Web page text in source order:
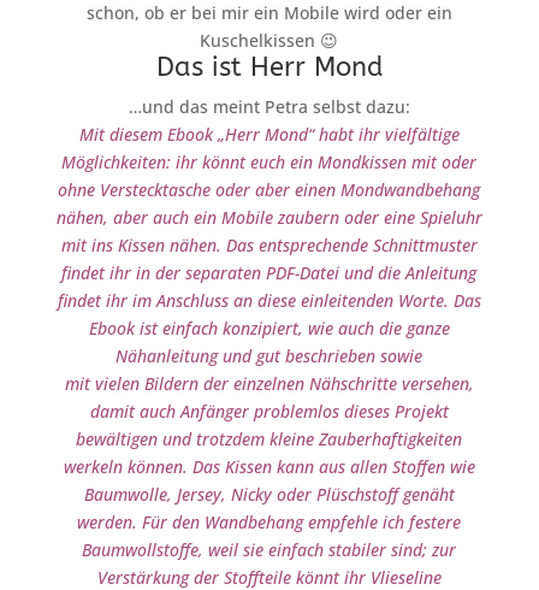
schon, ob er bei mir ein Mobile wird oder ein
Kuschelkissen 😉
Das ist Herr Mond
…und das meint Petra selbst dazu:
Mit diesem Ebook „Herr Mond“ habt ihr vielfältige
Möglichkeiten: ihr könnt euch ein Mondkissen mit oder
ohne Verstecktasche oder aber einen Mondwandbehang
nähen, aber auch ein Mobile zaubern oder eine Spieluhr
mit ins Kissen nähen. Das entsprechende Schnittmuster
findet ihr in der separaten PDF-Datei und die Anleitung
findet ihr im Anschluss an diese einleitenden Worte. Das
Ebook ist einfach konzipiert, wie auch die ganze
Nähanleitung und gut beschrieben sowie
mit vielen Bildern der einzelnen Nähschritte versehen,
damit auch Anfänger problemlos dieses Projekt
bewältigen und trotzdem kleine Zauberhaftigkeiten
werkeln können. Das Kissen kann aus allen Stoffen wie
Baumwolle, Jersey, Nicky oder Plüschstoff genäht
werden. Für den Wandbehang empfehle ich festere
Baumwollstoffe, weil sie einfach stabiler sind; zur
Verstärkung der Stoffteile könnt ihr Vlieseline